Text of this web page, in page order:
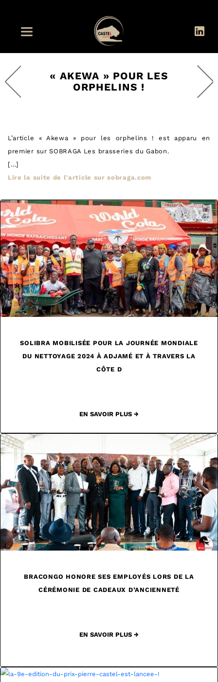
« AKEWA » POUR LES
ORPHELINS !
L’article « Akewa » pour les orphelins ! est apparu en
premier sur SOBRAGA Les brasseries du Gabon.
[…]
Lire la suite de l’article sur sobraga.com
SOLIBRA MOBILISÉE POUR LA JOURNÉE MONDIALE
DU NETTOYAGE 2024 À ADJAMÉ ET À TRAVERS LA
CÔTE D
EN SAVOIR PLUS →
BRACONGO HONORE SES EMPLOYÉS LORS DE LA
CÉRÉMONIE DE CADEAUX D’ANCIENNETÉ
EN SAVOIR PLUS →